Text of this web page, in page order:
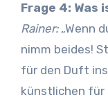
Frage 4: Was
Rainer:„Wenn
nimm beides!
für den Duft
künstlichen für